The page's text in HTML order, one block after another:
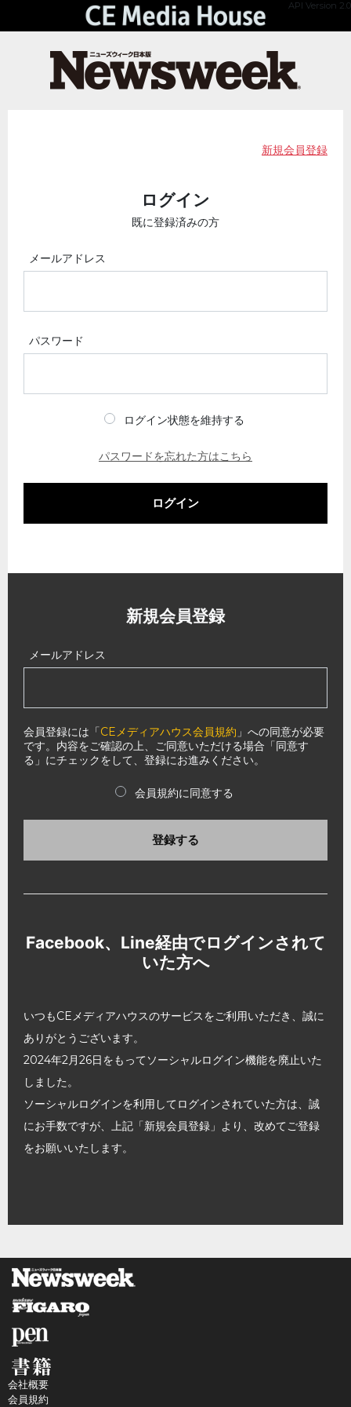
API Version 2.0
新規会員登録
ログイン
既に登録済みの方
メールアドレス
パスワード
ログイン状態を維持する
パスワードを忘れた方はこちら
ログイン
新規会員登録
メールアドレス
会員登録には「CEメディアハウス会員規約 」への同意が必要
です。内容をご確認の上、ご同意いただける場合「同意す
る」にチェックをして、登録にお進みください。
会員規約に同意する
登録する
Facebook、Line経由でログインされて
いた方へ
いつもCEメディアハウスのサービスをご利用いただき、誠に
ありがとうございます。
2024年2月26日をもってソーシャルログイン機能を廃止いた
しました。
ソーシャルログインを利用してログインされていた方は、誠
にお手数ですが、上記「新規会員登録」より、改めてご登録
をお願いいたします。
会社概要
会員規約